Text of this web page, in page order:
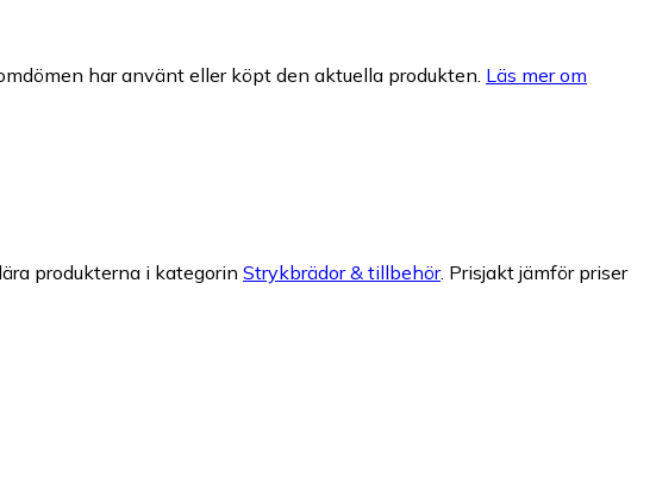
har använt eller köpt den aktuella produkten. Läs mer om
produkterna i kategorin Strykbrädor & tillbehör. Prisjakt jämför priser